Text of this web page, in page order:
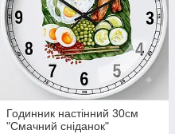
Годинник настінний 30см
"Смачний сніданок"